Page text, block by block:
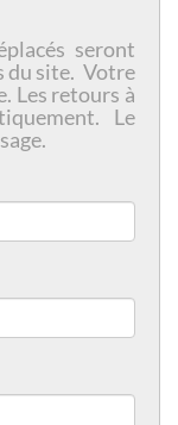
seront
du site. Votre
Les retours à
Le